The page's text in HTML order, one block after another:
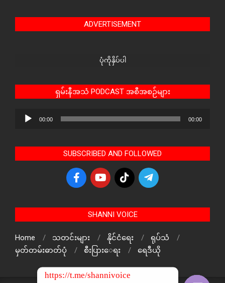
ADVERTISEMENT
ပုံကိုနှိပ်ပါ
ရှမ်းနီအသံ PODCAST အစီအစဉ်များ
Audio
00:00 00:00
SUBSCRIBED AND FOLLOWED
SHANNI VOICE
Home သတင်းများ နိုင်ငံရေး
ရုပ်သံ
မှတ်တမ်းဓာတ်ပုံ
စီးပြားေရး ရေဒီယို
https://t.me/shannivoice